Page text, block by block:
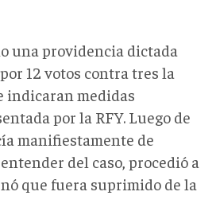
una providencia dictada
12 votos contra tres la
indicaran medidas
por la RFY. Luego de
manifiestamente de
del caso, procedió a
que fuera suprimido de la